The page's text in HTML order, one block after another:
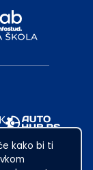
kako bi ti